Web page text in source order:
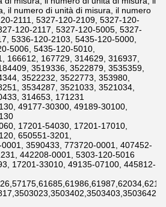
il numero di unità di misura, il numero
2111, 5327-120-2109, 5327-120-
120-2117, 5327-120-5005, 5327-
5336-120-2103, 5435-120-5000,
5006, 5435-120-5010,
166612, 167729, 314629, 316937,
3519336, 3522879, 3535359,
3522232, 3522773, 353980,
3534287, 3521033, 3521034,
314653, 171231
49177-30300, 49189-30100,
17201-54030, 17201-17010,
650551-3201,
3590433, 773720-0001, 407452-
442208-0001, 5303-120-5016
17201-33010, 49135-07100, 445812-